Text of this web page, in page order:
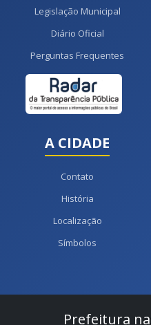
Legislação Municipal
Diário Oficial
Perguntas Frequentes
A CIDADE
Contato
História
Localização
Símbolos
Prefeitura